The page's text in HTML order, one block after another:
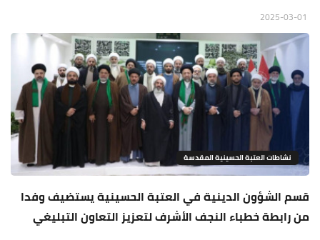
نشاطات العتبة الحسينية المقدسة
قسم الشؤون الدينية في العتبة الحسينية يستضيف وفدا
من رابطة خطباء النجف الأشرف لتعزيز التعاون التبليغي